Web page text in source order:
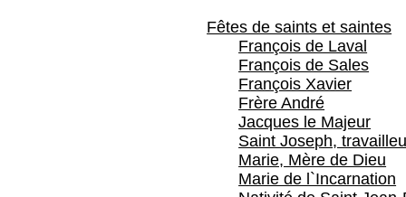
Fêtes de saints et saintes
François de Laval
François de Sales
François Xavier
Frère André
Jacques le Majeur
Saint Joseph,
Marie, Mère de Dieu
Marie de l`Incarnation